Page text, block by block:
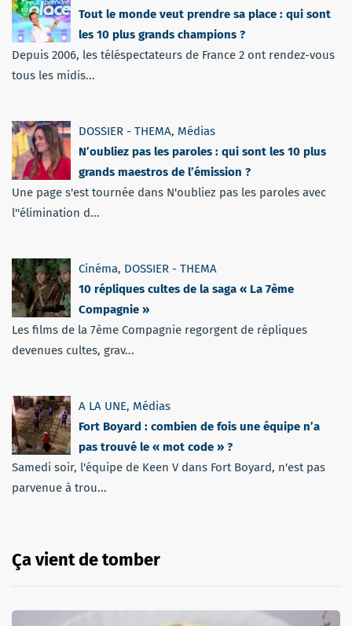
Tout le monde veut prendre sa place : qui sont
les 10 plus grands champions ?
Depuis 2006, les téléspectateurs de France 2 ont rendez-vous
tous les midis...
DOSSIER - THEMA, Médias
N’oubliez pas les paroles : qui sont les 10 plus
grands maestros de l’émission ?
Une page s'est tournée dans N'oubliez pas les paroles avec
l''élimination d...
Cinéma, DOSSIER - THEMA
10 répliques cultes de la saga « La 7ème
Compagnie »
Les films de la 7ème Compagnie regorgent de répliques
devenues cultes, grav...
A LA UNE, Médias
Fort Boyard : combien de fois une équipe n’a
pas trouvé le « mot code » ?
Samedi soir, l'équipe de Keen V dans Fort Boyard, n'est pas
parvenue à trou...
Ça vient de tomber